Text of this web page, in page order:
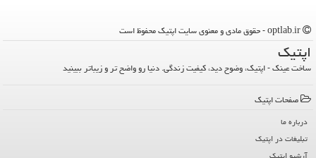
اپتیك
ساخت عینک - اپتیک، وضوح دید، کیفیت زندگی. دنیا رو واضح تر و زیباتر ببینید
صفحات اپتیك
درباره ما
تبلیغات در اپتیك